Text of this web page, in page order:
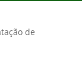
de